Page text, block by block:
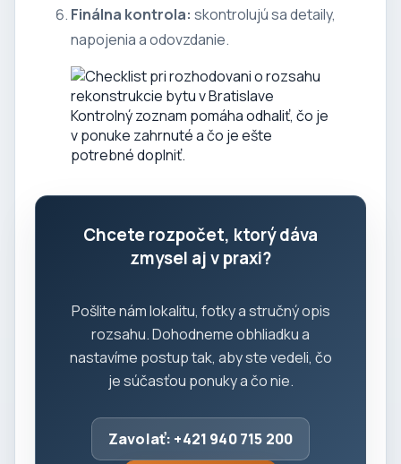
Finálna kontrola: skontrolujú sa detaily,
napojenia a odovzdanie.
Kontrolný zoznam pomáha odhaliť, čo je
v ponuke zahrnuté a čo je ešte
potrebné doplniť.
Chcete rozpočet, ktorý dáva
zmysel aj v praxi?
Pošlite nám lokalitu, fotky a stručný opis
rozsahu. Dohodneme obhliadku a
nastavíme postup tak, aby ste vedeli, čo
je súčasťou ponuky a čo nie.
Zavolať: +421 940 715 200